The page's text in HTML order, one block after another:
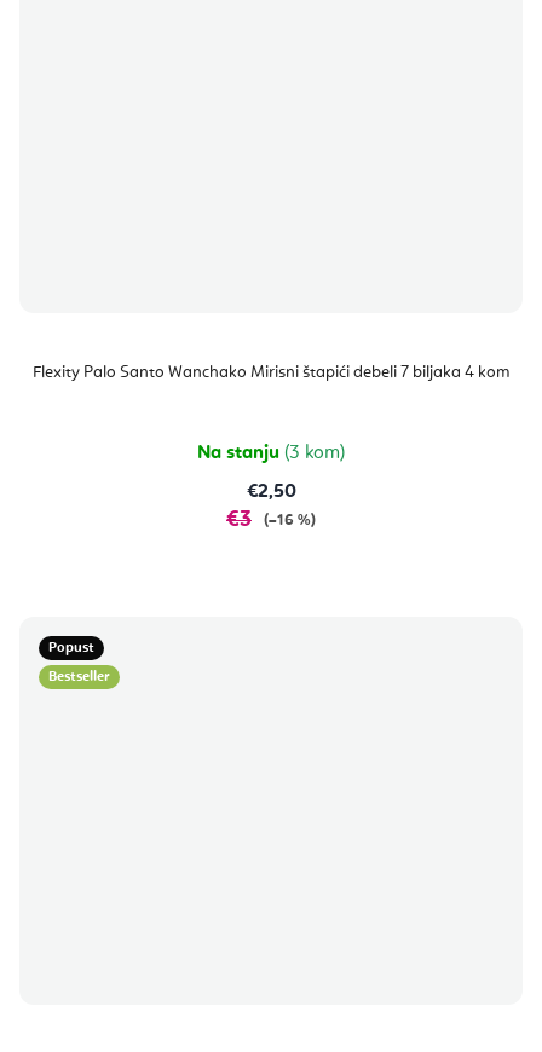
Flexity Palo Santo Wanchako Mirisni štapići debeli 7 biljaka 4 kom
Na stanju (3 kom)
€2,50
€3 (–16 %)
Popust
Bestseller